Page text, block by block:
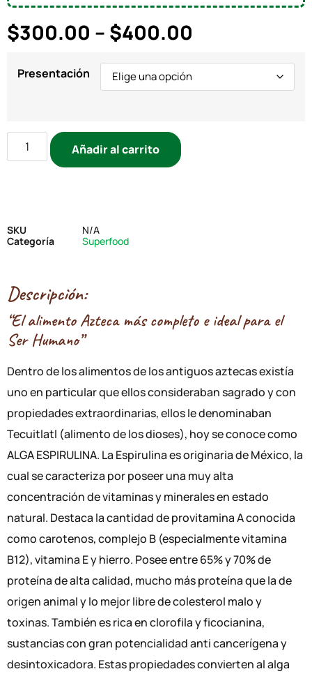
$300.00 – $400.00
Presentación
Añadir al carrito
SKU
N/A
Categoría
Superfood
Descripción:
“El alimento Azteca más completo e ideal para el
Ser Humano”
Dentro de los alimentos de los antiguos aztecas existía
uno en particular que ellos consideraban sagrado y con
propiedades extraordinarias, ellos le denominaban
Tecuitlatl (alimento de los dioses), hoy se conoce como
ALGA ESPIRULINA. La Espirulina es originaria de México, la
cual se caracteriza por poseer una muy alta
concentración de vitaminas y minerales en estado
natural. Destaca la cantidad de provitamina A conocida
como carotenos, complejo B (especialmente vitamina
B12), vitamina E y hierro. Posee entre 65% y 70% de
proteína de alta calidad, mucho más proteína que la de
origen animal y lo mejor libre de colesterol malo y
toxinas. También es rica en clorofila y ficocianina,
sustancias con gran potencialidad anti cancerígena y
desintoxicadora. Estas propiedades convierten al alga